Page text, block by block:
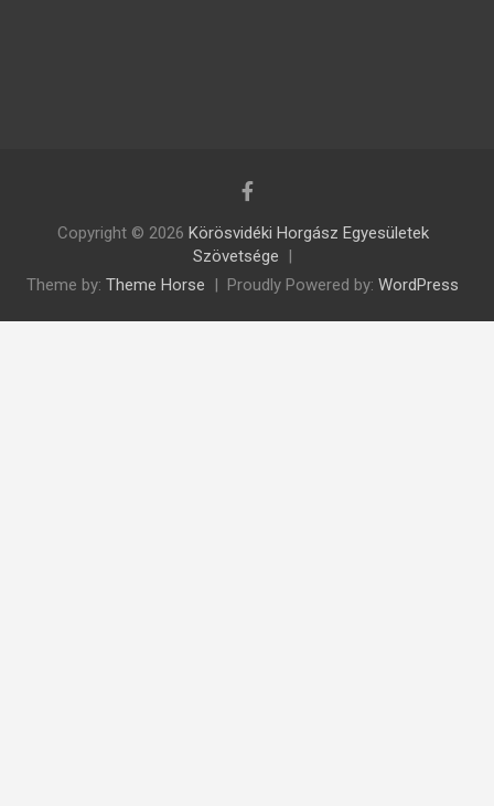
Copyright © 2026 Körösvidéki Horgász Egyesületek
Szövetsége
Theme by: Theme Horse Proudly Powered by: WordPress